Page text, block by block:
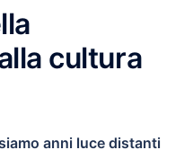
cultura
anni luce distanti